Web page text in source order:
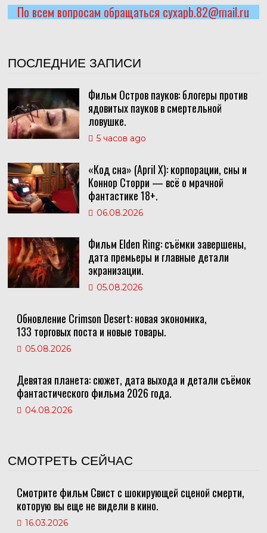
По всем вопросам обращаться cyxapb.82@mail.ru
ПОСЛЕДНИЕ ЗАПИСИ
Фильм Остров пауков: блогеры против
ядовитых пауков в смертельной
ловушке.
5 часов ago
«Код сна» (April X): корпорации, сны и
Коннор Сторри — всё о мрачной
фантастике 18+.
06.08.2026
Фильм Elden Ring: съёмки завершены,
дата премьеры и главные детали
экранизации.
05.08.2026
Обновление Crimson Desert: новая экономика,
133 торговых поста и новые товары.
05.08.2026
Девятая планета: сюжет, дата выхода и детали съёмок
фантастического фильма 2026 года.
04.08.2026
СМОТРЕТЬ СЕЙЧАС
Смотрите фильм Свист с шокирующей сценой смерти,
которую вы еще не видели в кино.
16.03.2026